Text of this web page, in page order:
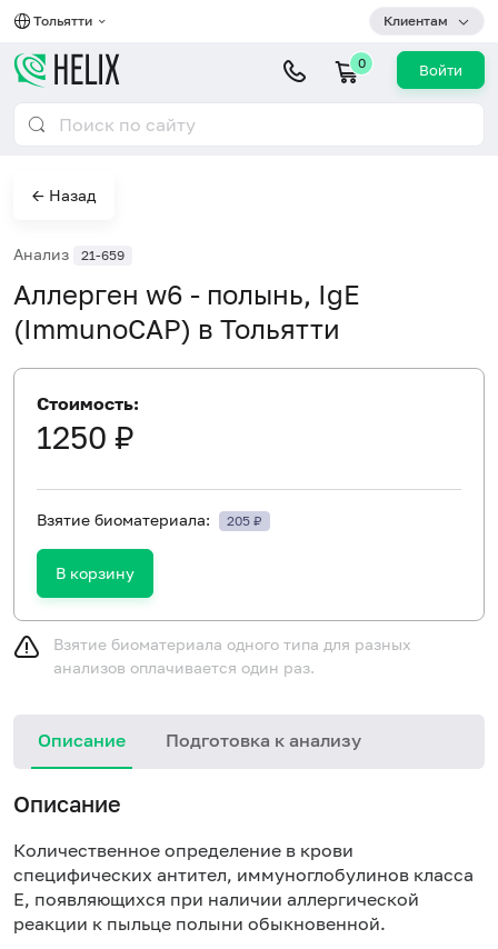
Тольятти Клиентам
0 Войти
← Назад
Анализ 21-659
Аллерген w6 - полынь, IgE
(ImmunoCAP) в Тольятти
Стоимость:
1250 ₽
Взятие биоматериала: 205 ₽
В корзину
Взятие биоматериала одного типа для разных
анализов оплачивается один раз.
Описание Подготовка к анализу
Описание
Количественное определение в крови
специфических антител, иммуноглобулинов класса
E, появляющихся при наличии аллергической
реакции к пыльце полыни обыкновенной.